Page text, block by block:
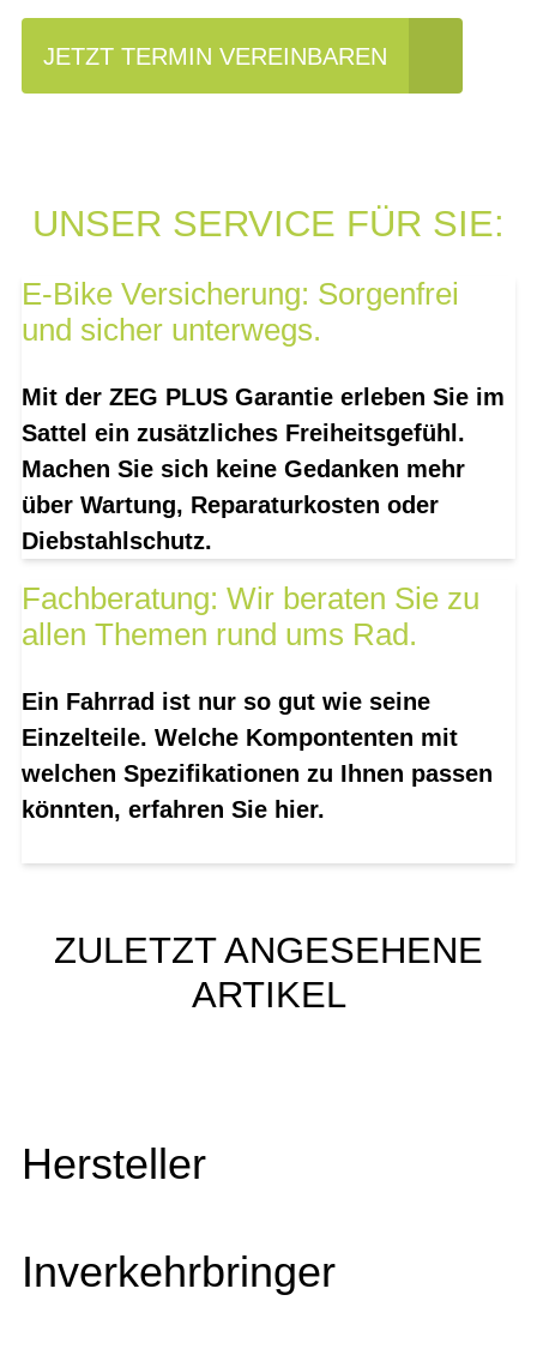
JETZT TERMIN VEREINBAREN
UNSER SERVICE FÜR SIE:
E-Bike Versicherung: Sorgenfrei
und sicher unterwegs.
Mit der ZEG PLUS Garantie erleben Sie im
Sattel ein zusätzliches Freiheitsgefühl.
Machen Sie sich keine Gedanken mehr
über Wartung, Reparaturkosten oder
Diebstahlschutz.
Fachberatung: Wir beraten Sie zu
allen Themen rund ums Rad.
Ein Fahrrad ist nur so gut wie seine
Einzelteile. Welche Kompontenten mit
welchen Spezifikationen zu Ihnen passen
könnten, erfahren Sie hier.
ZULETZT ANGESEHENE
ARTIKEL
Hersteller
Inverkehrbringer